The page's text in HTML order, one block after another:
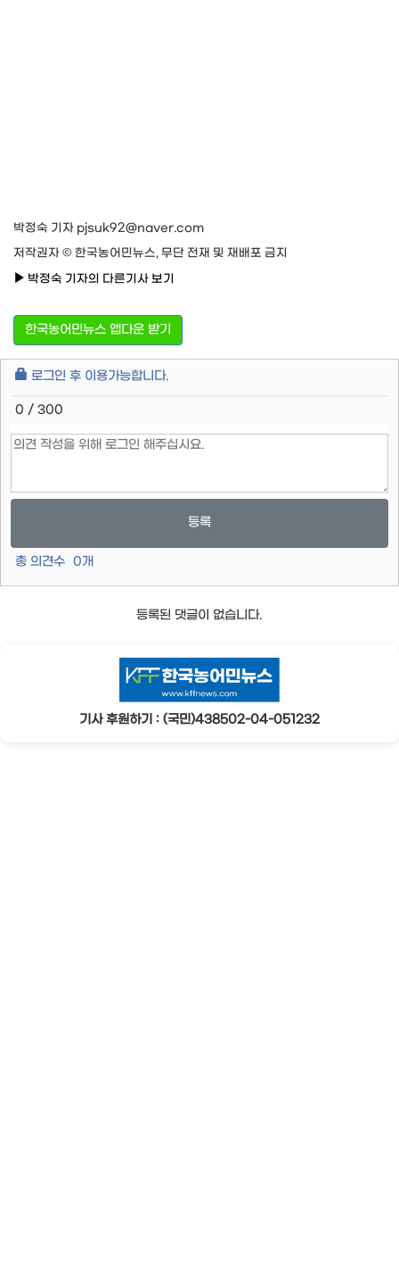
박정숙 기자 pjsuk92@naver.com
저작권자 © 한국농어민뉴스, 무단 전재 및 재배포 금지
박정숙 기자의 다른기사 보기
한국농어민뉴스 앱다운 받기
로그인 후 이용가능합니다.
0 / 300
등록
총 의견수 0개
등록된 댓글이 없습니다.
기사 후원하기 : (국민)438502-04-051232